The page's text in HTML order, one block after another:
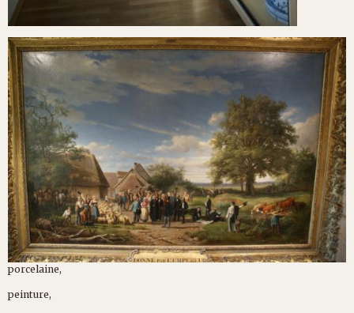
porcelaine,
peinture,